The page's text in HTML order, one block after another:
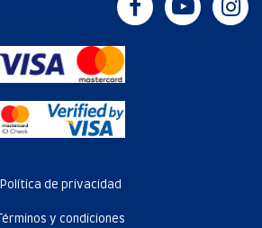
Política de privacidad
Términos y condiciones